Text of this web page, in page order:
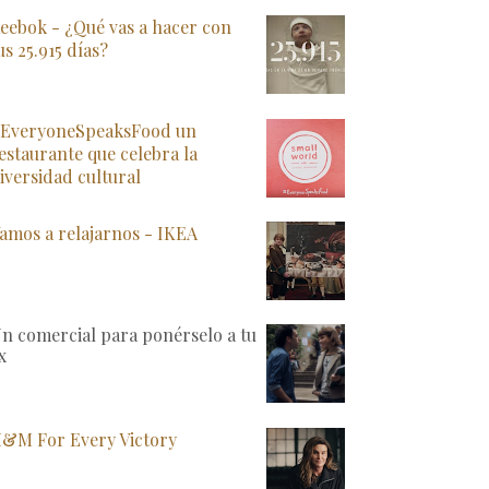
- ¿Qué vas a hacer con
25.915 días?
un
que celebra la
cultural
a relajarnos - IKEA
comercial para ponérselo a tu
For Every Victory